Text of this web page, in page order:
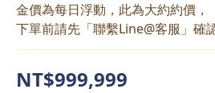
金價為每日浮動，此為大約約價，
下單前請先「聯繫Line@客服」確
NT$999,999